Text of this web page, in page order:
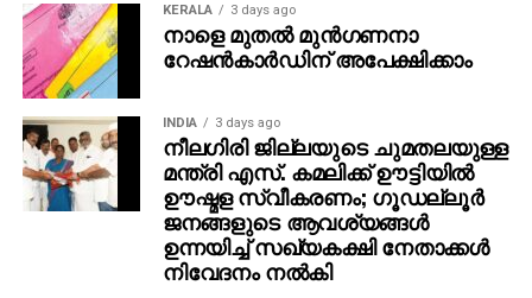
KERALA 3 days ago
നാളെ മുതല്‍ മുന്‍ഗണനാ
റേഷന്‍കാര്‍ഡിന് അപേക്ഷിക്കാം
INDIA 3 days ago
നീലഗിരി ജില്ലയുടെ ചുമതലയുള്ള
മന്ത്രി എസ്. കമലിക്ക് ഊട്ടിയില്‍
ഊഷ്മള സ്വീകരണം; ഗൂഡല്ലൂര്‍
ജനങ്ങളുടെ ആവശ്യങ്ങള്‍
ഉന്നയിച്ച് സഖ്യകക്ഷി നേതാക്കള്‍
നിവേദനം നല്‍കി